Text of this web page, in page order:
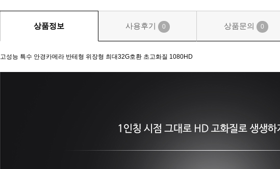
상품정보 사용후기 0 상품문의 0
고성능 특수 안경카메라 반테형 위장형 최대32G호환 초고화질 1080HD